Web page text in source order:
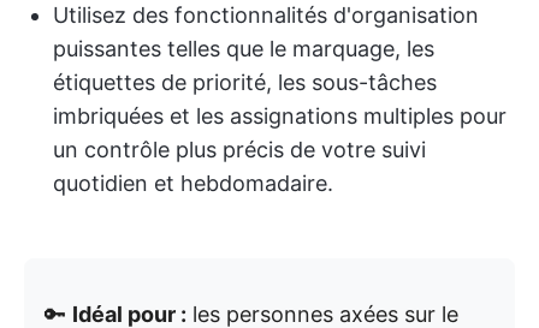
Utilisez des fonctionnalités d'organisation
puissantes telles que le marquage, les
étiquettes de priorité, les sous-tâches
imbriquées et les assignations multiples pour
un contrôle plus précis de votre suivi
quotidien et hebdomadaire.
🔑 Idéal pour : les personnes axées sur le